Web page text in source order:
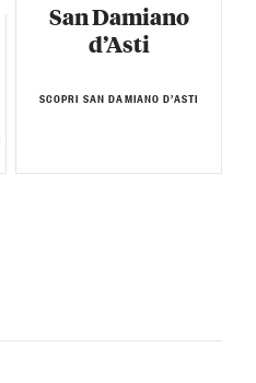
San Damiano
d’Asti
SCOPRI SAN DAMIANO D’ASTI